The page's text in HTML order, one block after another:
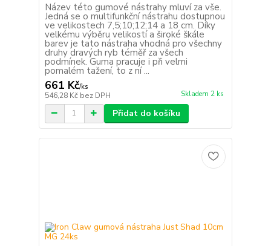
Název této gumové nástrahy mluví za vše.
Jedná se o multifunkční nástrahu dostupnou
ve velikostech 7,5;10;12;14 a 18 cm. Díky
velkému výběru velikostí a široké škále
barev je tato nástraha vhodná pro všechny
druhy dravých ryb téměř za všech
podmínek. Guma pracuje i při velmi
pomalém tažení, to z ní ...
661 Kč/ks
546,28 Kč bez DPH Skladem 2 ks
Přidat do košíku